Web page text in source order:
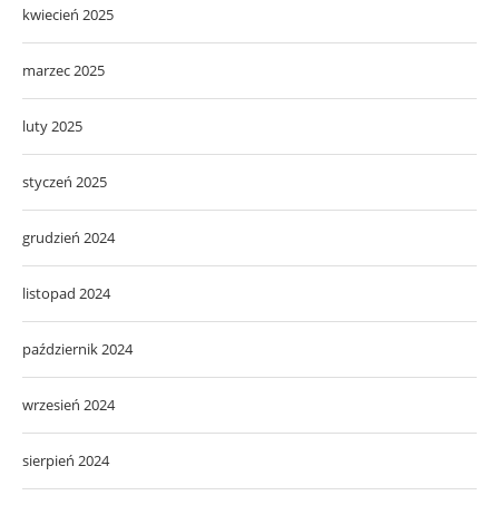
kwiecień 2025
marzec 2025
luty 2025
styczeń 2025
grudzień 2024
listopad 2024
październik 2024
wrzesień 2024
sierpień 2024